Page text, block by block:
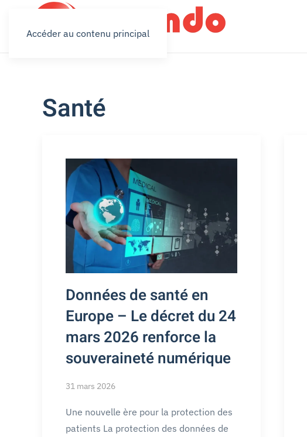
Accéder au contenu principal
Santé
Données de santé en
Europe – Le décret du 24
mars 2026 renforce la
souveraineté numérique
31 mars 2026
Une nouvelle ère pour la protection des
patients La protection des données de